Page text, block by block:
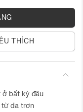
THÍCH
ở bất kỳ đâu
từ da trơn